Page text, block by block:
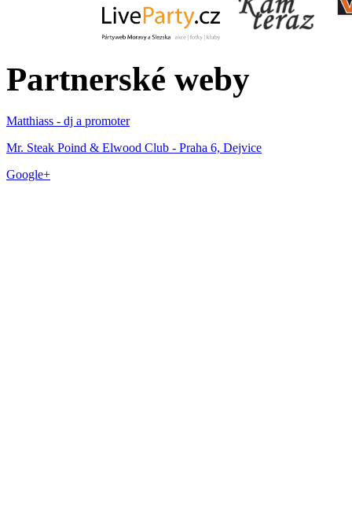
Partnerské weby
Matthiass - dj a promoter
Mr. Steak Poind & Elwood Club - Praha 6, Dejvice
Google+